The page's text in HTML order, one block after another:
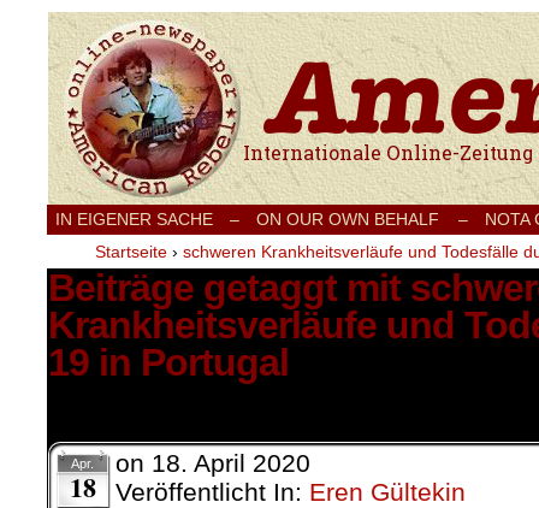
Internationale Onlinezeitung für Frieden,
IN EIGENER SACHE – ON OUR OWN BEHALF –
NOTA
Startseite › schweren Krankheitsverläufe und Todesfälle
Beiträge getaggt mit
Krankheitsverläufe und
19 in Portugal
Apr.
18
on 18. April 2020
Veröffentlicht In: Eren Gültekin